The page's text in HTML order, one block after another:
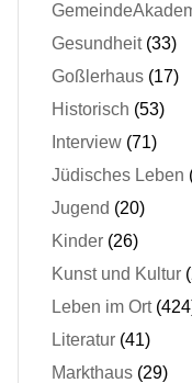
Gesundheit(33)
Goßlerhaus (17)
Historisch (53)
Interview (71)
Jüdisches Leben
Jugend (20)
Kinder (26)
Kunst und Kultur
Leben im Ort
Literatur (41)
Markthaus (29)